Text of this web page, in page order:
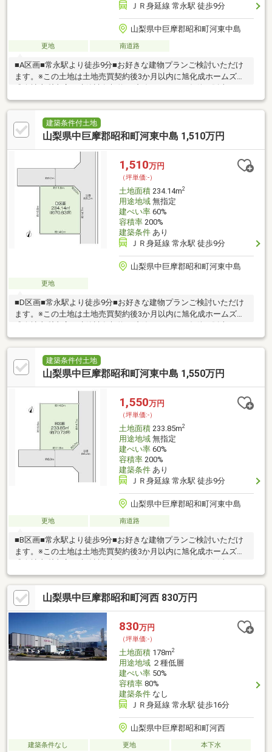
ＪＲ身延線 常永駅 徒歩9分
山梨県中巨摩郡昭和町河東中島
更地 南道路
■A区画■常永駅より徒歩9分■お好きな建物プランご検討いただけ
ます。※この土地は土地売買契約後3か月以内に旭化成ホームズ株
式会社山梨支店と建築請負契約を締結することを条件に販売しま
す。※この期間内に建築しないことが確定した時または建築請負
契約が成立しなかった場合には土地売買契約は白紙となり受領し
た金員は無利息にて全額返還されます。◆ヘーベルハウス 参考プ
ラン◆ 建物本体価格 ： 約4980万円 （税込）※確認申請費用、窓
建築条件付土地
山梨県中巨摩郡昭和町河東中島 1,510万円
1,510万円
（坪単価:-）
土地面積234.14m2
用途地域無指定
建ぺい率60%
容積率200%
建築条件あり
ＪＲ身延線 常永駅 徒歩9分
山梨県中巨摩郡昭和町河東中島
更地
■D区画■常永駅より徒歩9分■お好きな建物プランご検討いただけ
ます。※この土地は土地売買契約後3か月以内に旭化成ホームズ株
す。※この期間内に建築しないことが確定した時または建築請負
契約が成立しなかった場合には土地売買契約は白紙となり受領し
た金員は無利息にて全額返還されます。◆ヘーベルハウス 参考プ
ラン◆ 建物本体価格 ： 約4550万円 （税込）※確認申請費用、窓
建築条件付土地
山梨県中巨摩郡昭和町河東中島 1,550万円
1,550万円
（坪単価:-）
土地面積233.85m2
用途地域無指定
建ぺい率60%
容積率200%
建築条件あり
ＪＲ身延線 常永駅 徒歩9分
山梨県中巨摩郡昭和町河東中島
更地 南道路
■B区画■常永駅より徒歩9分■お好きな建物プランご検討いただけ
ます。※この土地は土地売買契約後3か月以内に旭化成ホームズ株
す。※この期間内に建築しないことが確定した時または建築請負
契約が成立しなかった場合には土地売買契約は白紙となり受領し
た金員は無利息にて全額返還されます。◆ヘーベルハウス 参考プ
ラン◆ 建物本体価格 ： 約4780万円 （税込）※確認申請費用、窓
掛・照明、外構工事は含まれていません。※プランは一例です。
プランはお客様が自由に決定できます。
山梨県中巨摩郡昭和町河西 830万円
830万円
（坪単価:-）
土地面積178m2
用途地域２種低層
建ぺい率50%
容積率80%
建築条件なし
ＪＲ身延線 常永駅 徒歩16分
山梨県中巨摩郡昭和町河西
建築条件なし 更地 本下水